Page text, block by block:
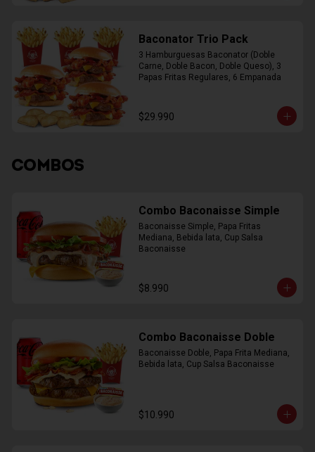
Baconator Trio Pack
3 Hamburguesas Baconator (Doble
Carne, Doble Bacon, Doble Queso), 3
Papas Fritas Regulares, 6 Empanada
$29.990
COMBOS
Combo Baconaisse Simple
Baconaisse Simple, Papa Fritas
Mediana, Bebida lata, Cup Salsa
Baconaisse
$8.990
Combo Baconaisse Doble
Baconaisse Doble, Papa Frita Mediana,
Bebida lata, Cup Salsa Baconaisse
$10.990